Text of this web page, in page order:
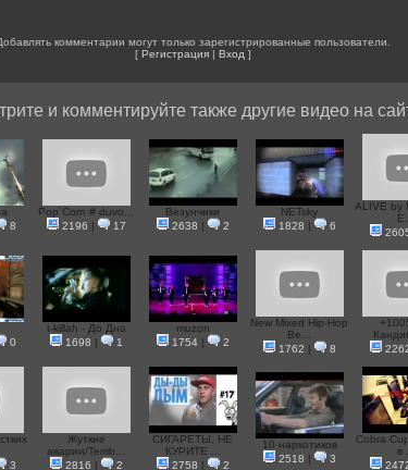
комментарии могут только зарегистрированные пользователи.
[ Регистрация | Вход ]
и комментируйте также другие видео на
8
Pop`Corn # duvo...
2196 | 17
Везунчики
2638 | 2
NETsky
1828 | 6
ALIVE by
E...
0
t-killah - До Дна
1698 | 1
muzon
1754| 2
New Mixed Hip-Hop
Be...
1762 | 8
3
Жуткие
аварии/Terrib...
2816 | 2
СИГАРЕТЫ, НЕ
КУРИТЕ ...
2758 | 2
10 наркотиков
2518 | 3
Cobra
в ...